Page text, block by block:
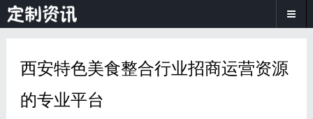
西安特色美食整合行业招商运营资源
的专业平台